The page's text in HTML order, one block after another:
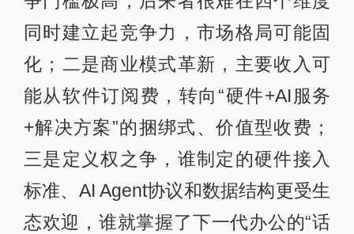
同时建立起竞争力，市场格局可能固
化；二是商业模式革新，主要收入可
能从软件订阅费，转向“硬件+AI服务
+解决方案”的捆绑式、价值型收费；
三是定义权之争，谁制定的硬件接入
标准、AI Agent协议和数据结构更受生
态欢迎，谁就掌握了下一代办公的“话